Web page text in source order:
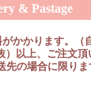
& Pastage
かかります。（
）以上、ご注文
の場合に限りま